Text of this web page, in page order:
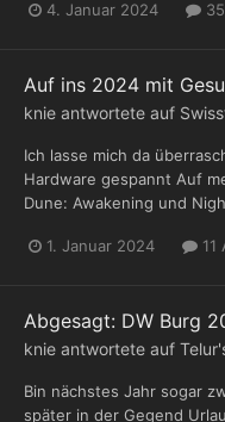
4. Januar 2024
Auf ins 2024 mit
knie antwortete auf
Ich lasse mich da
Hardware gespannt Auf
Dune: Awakening und
1. Januar 2024 11
Abgesagt: DW Burg
knie antwortete auf Telur
Bin nächstes Jahr sogar
später in der Gegend